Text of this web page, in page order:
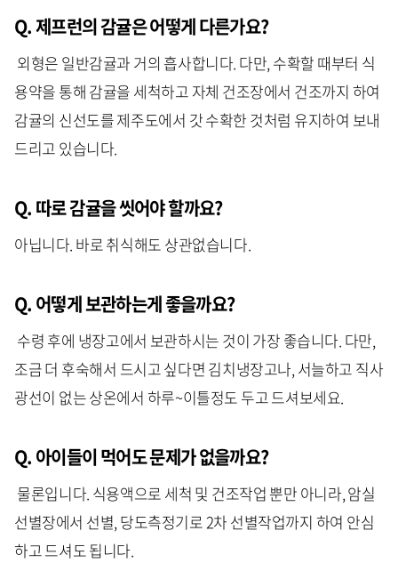
Q. 제프런의 감귤은 어떻게 다른가요?
외형은 일반감귤과 거의 흡사합니다. 다만, 수확할 때부터 식
용약을 통해 감귤을 세척하고 자체 건조장에서 건조까지 하여
감귤의 신선도를 제주도에서 갓 수확한 것처럼 유지하여 보내
드리고 있습니다.
Q. 따로 감귤을 씻어야 할까요?
아닙니다. 바로 취식해도 상관없습니다.
Q. 어떻게 보관하는게 좋을까요?
수령 후에 냉장고에서 보관하시는 것이 가장 좋습니다. 다만,
조금 더 후숙해서 드시고 싶다면 김치냉장고나, 서늘하고 직사
광선이 없는 상온에서 하루~이틀정도 두고 드셔보세요.
Q. 아이들이 먹어도 문제가 없을까요?
물론입니다. 식용액으로 세척 및 건조작업 뿐만 아니라, 암실
선별장에서 선별, 당도측정기로 2차 선별작업까지 하여 안심
하고 드셔도 됩니다.